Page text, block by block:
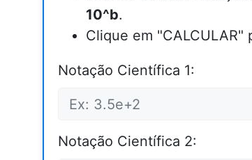
10^b.
Clique em "CALCULAR"
Notação Científica 1:
Notação Científica 2: